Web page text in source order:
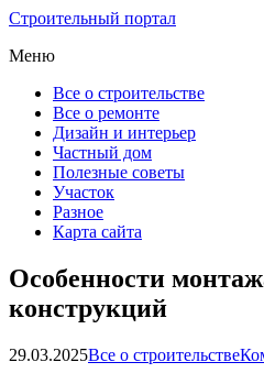
Строительный портал
Меню
Все о строительстве
Все о ремонте
Дизайн и интерьер
Частный дом
Полезные советы
Участок
Разное
Карта сайта
Особенности
конструкций
29.03.2025Все о строительстве